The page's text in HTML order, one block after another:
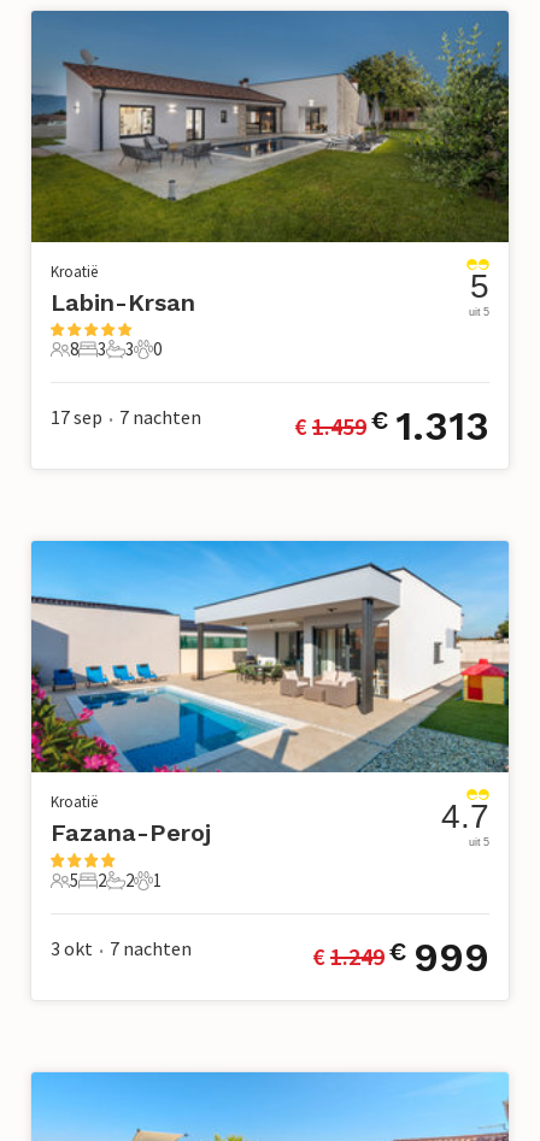
Kroatië
Labin-Krsan
8 Gasten
8
3 Slaapkamers
3
3 Badkamers
3
0 Huisdieren
0
5
uit 5
17 sep • 7 nachten € 1.459€ 1.313
Kroatië
Fazana-Peroj
5 Gasten
5
2 Slaapkamers
2
2 Badkamers
2
1 Huisdier
1
4.7
uit 5
3 okt • 7 nachten € 1.249€ 999